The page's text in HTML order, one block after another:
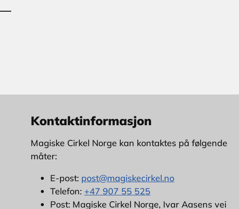
Kontaktinformasjon
Magiske Cirkel Norge kan kontaktes på følgende
måter:
E-post: post@magiskecirkel.no
Telefon: +47 907 55 525
Post: Magiske Cirkel Norge, Ivar Aasens vei